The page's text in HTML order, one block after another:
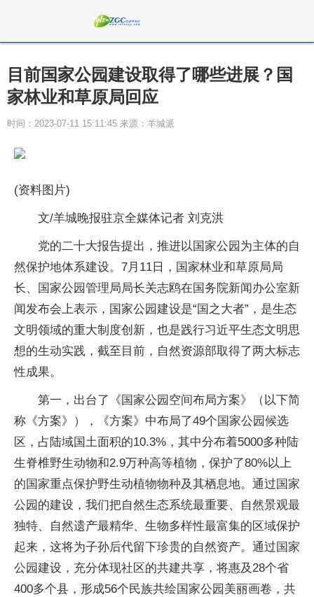
目前国家公园建设取得了哪些进展？国
家林业和草原局回应
时间：2023-07-11 15:11:45 来源：羊城派
(资料图片)
文/羊城晚报驻京全媒体记者 刘克洪
党的二十大报告提出，推进以国家公园为主体的自
然保护地体系建设。7月11日，国家林业和草原局局
长、国家公园管理局局长关志鸥在国务院新闻办公室新
闻发布会上表示，国家公园建设是“国之大者”，是生态
文明领域的重大制度创新，也是践行习近平生态文明思
想的生动实践，截至目前，自然资源部取得了两大标志
性成果。
第一，出台了《国家公园空间布局方案》（以下简
称《方案》），《方案》中布局了49个国家公园候选
区，占陆域国土面积的10.3%，其中分布着5000多种陆
生脊椎野生动物和2.9万种高等植物，保护了80%以上
的国家重点保护野生动植物物种及其栖息地。通过国家
公园的建设，我们把自然生态系统最重要、自然景观最
独特、自然遗产最精华、生物多样性最富集的区域保护
起来，这将为子孙后代留下珍贵的自然资产。通过国家
公园建设，充分体现社区的共建共享，将惠及28个省
400多个县，形成56个民族共绘国家公园美丽画卷，共